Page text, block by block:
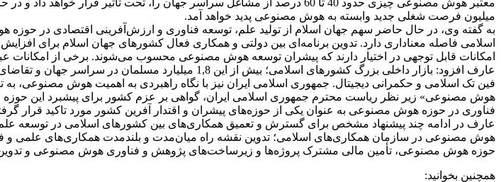
میلیون فرصت شغلی جدید وابسته به هوش مصنوعی پدید خواهد آمد.
اسلامی فاصله معناداری دارد. تدوین برنامه‌ای بین دولتی و همکاری فعال کشورهای جهان اسلام برای
امکانات قابل توجهی در اختیار دارند که پیشران توسعه هوش مصنوعی محسوب می‌شوند. برخی از امکانات
عارف افزود: بازار داخلی بزرگ کشورهای اسلامی؛ بیش از
فین تک اسلامی و حکمرانی دیجیتال. جمهوری اسلامی ایران نیز با نگاه راهبردی به اهمیت هوش مصنوعی،
هوش مصنوعی» زیر نظر ریاست محترم جمهوری اسلامی ایران، گواهی بر عزم کشور برای پیشبرد این
فناوری در حوزه هوش مصنوعی به عنوان یکی از حوزه‌های پیشران و اقتدار آفرین کشور مورد تاکید قرار
عارف در ادامه چند پیشنهاد مشخص برای گسترش و تعمیق همکاری‌های بین کشورهای اسلامی در توسعه
هوش مصنوعی در سازمان همکاری‌های اسلامی؛ تدوین نقشه راه میان‌مدت و بلندمدت همکاری‌های علمی و
حوزه هوش مصنوعی، تأمین مالی مشترک پروژه‌ها و زیرساخت‌های پژوهش و فناوری هوش مصنوعی و
همچنین بخوانید: